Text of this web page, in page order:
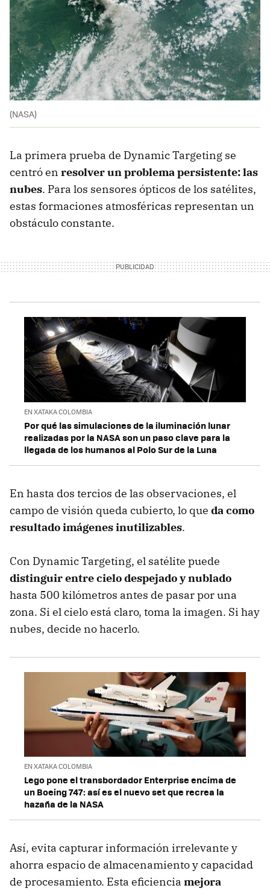
(NASA)
La primera prueba de Dynamic Targeting se
centró en resolver un problema persistente: las
nubes. Para los sensores ópticos de los satélites,
estas formaciones atmosféricas representan un
obstáculo constante.
EN XATAKA COLOMBIA
Por qué las simulaciones de la iluminación lunar
realizadas por la NASA son un paso clave para la
llegada de los humanos al Polo Sur de la Luna
En hasta dos tercios de las observaciones, el
campo de visión queda cubierto, lo que da como
resultado imágenes inutilizables.
Con Dynamic Targeting, el satélite puede
distinguir entre cielo despejado y nublado
hasta 500 kilómetros antes de pasar por una
zona. Si el cielo está claro, toma la imagen. Si hay
nubes, decide no hacerlo.
EN XATAKA COLOMBIA
Lego pone el transbordador Enterprise encima de
un Boeing 747: así es el nuevo set que recrea la
hazaña de la NASA
Así, evita capturar información irrelevante y
ahorra espacio de almacenamiento y capacidad
de procesamiento. Esta eficiencia mejora